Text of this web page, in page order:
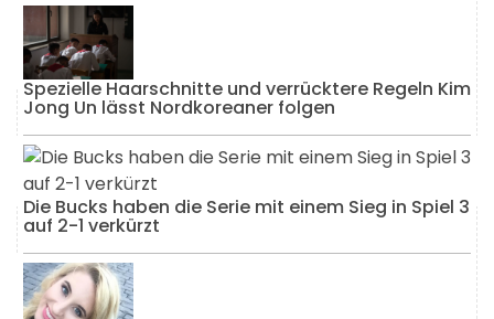
Spezielle Haarschnitte und verrücktere Regeln Kim
Jong Un lässt Nordkoreaner folgen
Die Bucks haben die Serie mit einem Sieg in Spiel 3
auf 2-1 verkürzt